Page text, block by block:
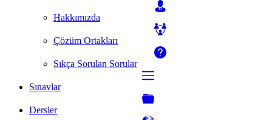
Hakkımızda
Çözüm Ortakları
Sıkça Sorulan Sorular
Sınavlar
Dersler